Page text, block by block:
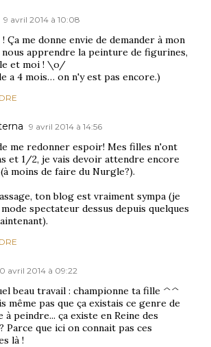
9 avril 2014 à 10:08
Ça me donne envie de demander à mon
nous apprendre la peinture de figurines,
et moi ! \o/
a 4 mois… on n'y est pas encore.)
9 avril 2014 à 14:56
me redonner espoir! Mes filles n'ont
et 1/2, je vais devoir attendre encore
moins de faire du Nurgle?).
ton blog est vraiment sympa (je
spectateur dessus depuis quelques
avril 2014 à 09:22
beau travail : championne ta fille ^^
même pas que ça existais ce genre de
à peindre... ça existe en Reine des
Parce que ici on connait pas ces
là !